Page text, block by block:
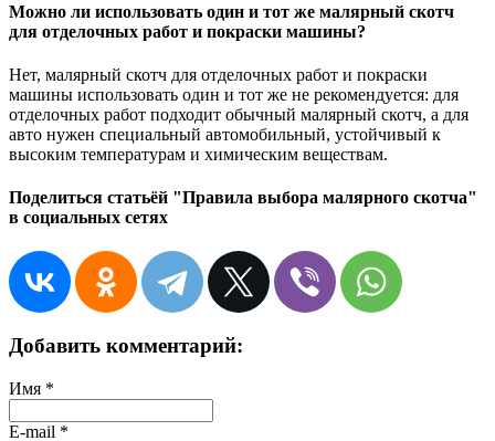
Можно ли использовать один и тот же малярный скотч
для отделочных работ и покраски машины?
Нет, малярный скотч для отделочных работ и покраски
машины использовать один и тот же не рекомендуется: для
отделочных работ подходит обычный малярный скотч, а для
авто нужен специальный автомобильный, устойчивый к
высоким температурам и химическим веществам.
Поделиться статьёй "Правила выбора малярного скотча"
в социальных сетях
Добавить комментарий:
Имя *
E-mail *